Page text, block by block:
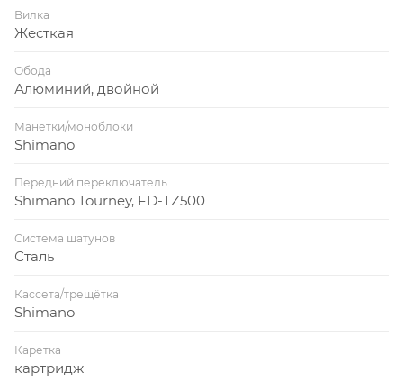
Вилка
Жесткая
Обода
Алюминий, двойной
Манетки/моноблоки
Shimano
Передний переключатель
Shimano Tourney, FD-TZ500
Система шатунов
Сталь
Кассета/трещётка
Shimano
Каретка
картридж